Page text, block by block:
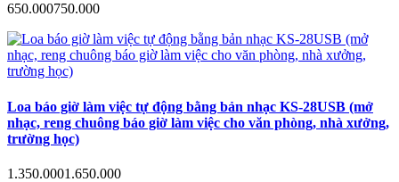
650.000750.000
Loa báo giờ làm việc tự động bằng bản nhạc KS-28USB (mở
nhạc, reng chuông báo giờ làm việc cho văn phòng, nhà xưởng,
trường học)
1.350.0001.650.000